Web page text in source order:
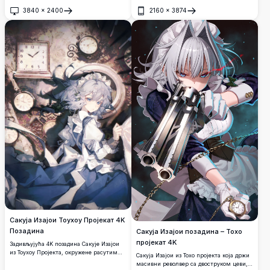
3840 × 2400
Отвори
зупчаницима. Задивљујућа аниме
уметност у високој резолуцији која
приказује среброкосу собарицу у
динамичној акционој пози.
2160 × 3874
Отвори
Сакуја Изајои Тоухоу Пројекат 4K
Позадина
Задивљујућа 4K позадина Сакује Изајои
из Тоухоу Пројекта, окружене расутим
Сакуја Изајои позадина – Тохо
пројекат 4K
Сакуја Изајои из Тохо пројекта која држи
масивни револвер са двоструком цеви,